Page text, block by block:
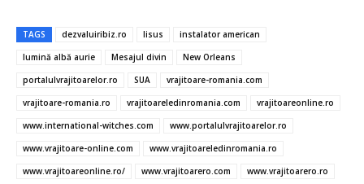
e
b
o
o
k
it
te
r
ai
l
er
es
t
at
s
A
p
p
se
n
g
er ă
TAGS dezvaluiribiz.ro Iisus
instalator american
lumină albă aurie
Mesajul divin
New Orleans
portalulvrajitoarelor.ro
SUA
vrajitoare-romania.com
vrajitoare-romania.ro
vrajitoareledinromania.com
vrajitoareonline.ro
www.international-witches.com
www.portalulvrajitoarelor.ro
www.vrajitoare-online.com
www.vrajitoareledinromania.ro
www.vrajitoareonline.ro/
www.vrajitoarero.com www.vrajitoarero.ro